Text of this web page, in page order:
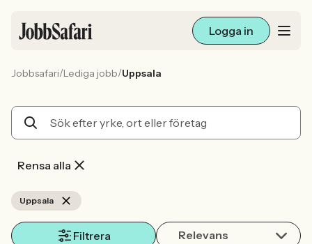
Logga in
Arbetsliv och karriär
Sök med AI
Jobbsafari/Lediga jobb/Uppsala
Rensa alla
Uppsala
Filtrera Relevans